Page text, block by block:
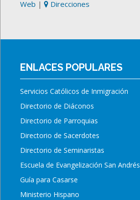
Web | Direcciones
ENLACES POPULARES
Servicios Católicos de Inmigración
Directorio de Diáconos
Directorio de Parroquias
Directorio de Sacerdotes
Directorio de Seminaristas
Escuela de Evangelización San Andrés
Guía para Casarse
Ministerio Hispano